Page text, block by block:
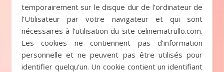
temporairement sur le disque dur de l’ordinateur de
l’Utilisateur par votre navigateur et qui sont
nécessaires à l’utilisation du site celinematrullo.com.
Les cookies ne contiennent pas d’information
personnelle et ne peuvent pas être utilisés pour
identifier quelqu’un. Un cookie contient un identifiant